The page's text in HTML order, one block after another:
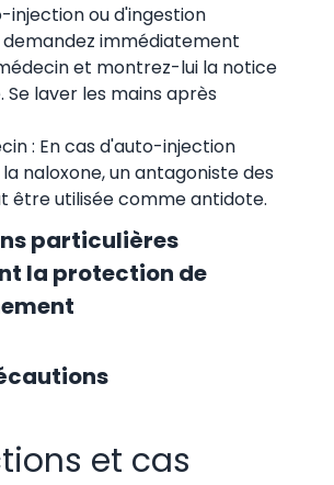
injection ou d'ingestion
immédiatement
et montrez-lui la notice
laver les mains après
: En cas d'auto-injection
naloxone, un antagoniste des
être utilisée comme antidote.
particulières
la protection de
et cas